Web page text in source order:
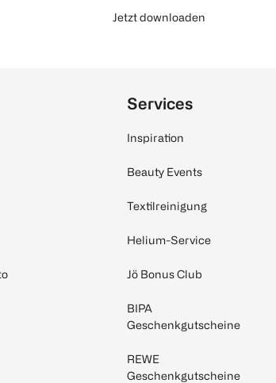
Jetzt downloaden
Services
Inspiration
Beauty Events
Textilreinigung
Helium-Service
Jö Bonus Club
BIPA
Geschenkgutscheine
REWE
Geschenkgutscheine